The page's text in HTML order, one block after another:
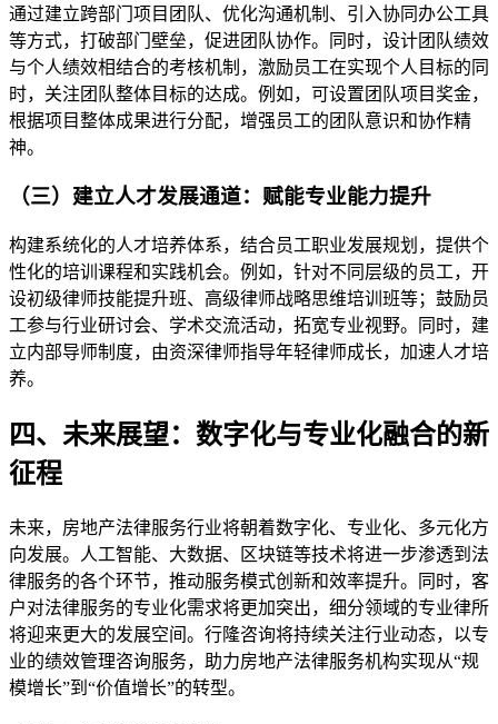
通过建立跨部门项目团队、优化沟通机制、引入协同办公工具
等方式，打破部门壁垒，促进团队协作。同时，设计团队绩效
与个人绩效相结合的考核机制，激励员工在实现个人目标的同
时，关注团队整体目标的达成。例如，可设置团队项目奖金，
根据项目整体成果进行分配，增强员工的团队意识和协作精
神。
（三）建立人才发展通道：赋能专业能力提升
构建系统化的人才培养体系，结合员工职业发展规划，提供个
性化的培训课程和实践机会。例如，针对不同层级的员工，开
设初级律师技能提升班、高级律师战略思维培训班等；鼓励员
工参与行业研讨会、学术交流活动，拓宽专业视野。同时，建
立内部导师制度，由资深律师指导年轻律师成长，加速人才培
养。
四、未来展望：数字化与专业化融合的新
征程
未来，房地产法律服务行业将朝着数字化、专业化、多元化方
向发展。人工智能、大数据、区块链等技术将进一步渗透到法
律服务的各个环节，推动服务模式创新和效率提升。同时，客
户对法律服务的专业化需求将更加突出，细分领域的专业律所
将迎来更大的发展空间。行隆咨询将持续关注行业动态，以专
业的绩效管理咨询服务，助力房地产法律服务机构实现从“规
模增长”到“价值增长”的转型。